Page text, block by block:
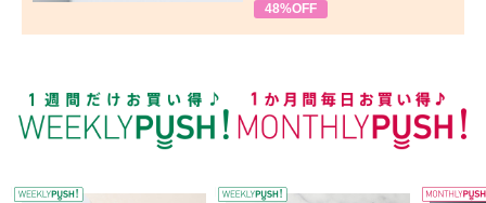
48%OFF
WEEKLY PUSH